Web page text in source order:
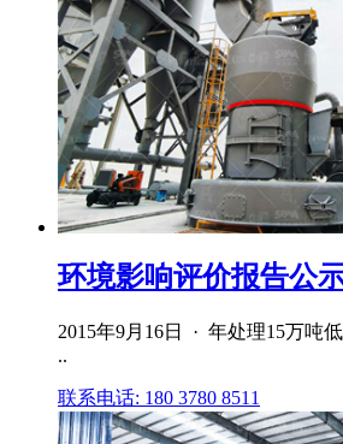
环境影响评价报告公
2015年9月16日 · 年处理15万吨
..
联系电话: 180 3780 8511